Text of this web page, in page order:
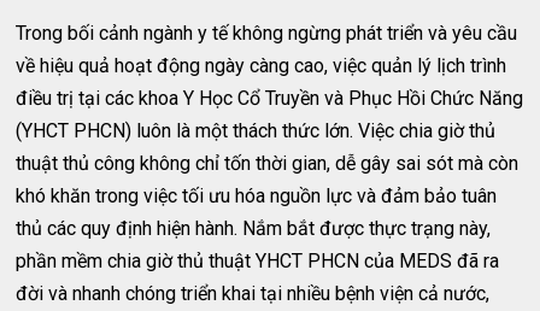
Trong bối cảnh ngành y tế không ngừng phát triển và yêu cầu
về hiệu quả hoạt động ngày càng cao, việc quản lý lịch trình
điều trị tại các khoa Y Học Cổ Truyền và Phục Hồi Chức Năng
(YHCT PHCN) luôn là một thách thức lớn. Việc chia giờ thủ
thuật thủ công không chỉ tốn thời gian, dễ gây sai sót mà còn
khó khăn trong việc tối ưu hóa nguồn lực và đảm bảo tuân
thủ các quy định hiện hành. Nắm bắt được thực trạng này,
phần mềm chia giờ thủ thuật YHCT PHCN của MEDS đã ra
đời và nhanh chóng triển khai tại nhiều bệnh viện cả nước,